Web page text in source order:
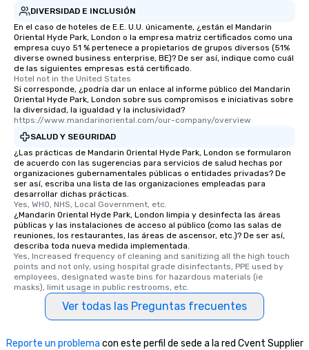
DIVERSIDAD E INCLUSIÓN
En el caso de hoteles de E.E. U.U. únicamente, ¿están el Mandarin
Oriental Hyde Park, London o la empresa matriz certificados como una
empresa cuyo 51 % pertenece a propietarios de grupos diversos (51%
diverse owned business enterprise, BE)? De ser así, indique como cuál
de las siguientes empresas está certificado.
Hotel not in the United States
Si corresponde, ¿podría dar un enlace al informe público del Mandarin
Oriental Hyde Park, London sobre sus compromisos e iniciativas sobre
la diversidad, la igualdad y la inclusividad?
https://www.mandarinoriental.com/our-company/overview
SALUD Y SEGURIDAD
¿Las prácticas de Mandarin Oriental Hyde Park, London se formularon
de acuerdo con las sugerencias para servicios de salud hechas por
organizaciones gubernamentales públicas o entidades privadas? De
ser así, escriba una lista de las organizaciones empleadas para
desarrollar dichas prácticas.
Yes, WHO, NHS, Local Government, etc.
¿Mandarin Oriental Hyde Park, London limpia y desinfecta las áreas
públicas y las instalaciones de acceso al público (como las salas de
reuniones, los restaurantes, las áreas de ascensor, etc.)? De ser así,
describa toda nueva medida implementada.
Yes, Increased frequency of cleaning and sanitizing all the high touch
points and not only, using hospital grade disinfectants, PPE used by
employees, designated waste bins for hazardous materials (ie
masks), limit usage in public restrooms, etc.
Ver todas las Preguntas frecuentes
Reporte un problema con este perfil de sede a la red Cvent Supplier